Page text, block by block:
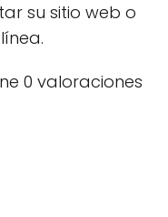
su sitio web o
0 valoraciones